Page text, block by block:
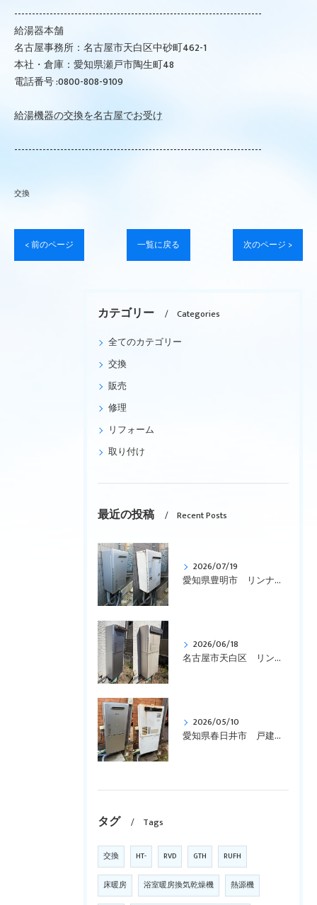
----------------------------------------------------------------------
給湯器本舗
名古屋事務所：名古屋市天白区中砂町462-1
本社・倉庫：愛知県瀬戸市陶生町48
電話番号 :0800-808-9109
給湯機器の交換を名古屋でお受け
----------------------------------------------------------------------
交換
< 前のページ 一覧に戻る 次のページ >
カテゴリー
Categories
全てのカテゴリー
交換
販売
修理
リフォーム
取り付け
最近の投稿 Recent Posts
2026/07/19
愛知県豊明市 リンナイ、ガス給湯暖房用熱源機、エコジョーズ、壁掛型「RUFH-K2403AW2-3(A)」から「RUFH-E2407SAW(A)」への交換です
2026/06/18
名古屋市天白区 リンナイ、エコジョーズ、ガス給湯暖房用熱源機、コンパクトタイプ「RVD-E2401SAW2-1」を「RVD-E2405SAW2-1(C)」へ取替えです。
2026/05/10
愛知県春日井市 戸建て、リンナイ、壁掛型、暖房付き「RUFH-VD2400SAW2-3」からエコジョーズ「RVD-E2405SAW2-3(C)」に交換しました。
タグ Tags
交換 HT- RVD GTH RUFH
床暖房 浴室暖房換気乾燥機 熱源機